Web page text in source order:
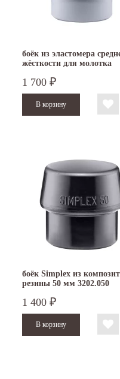
боёк из эластомера
жёсткости для молотка
1 700 ₽
боёк Simplex из
резины 50 мм 3202.050
1 400 ₽